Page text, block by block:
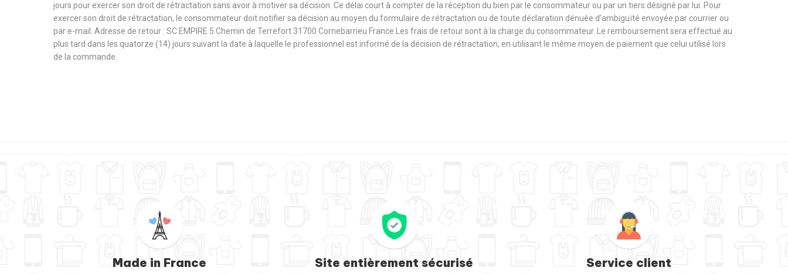
jours pour exercer son droit de rétractation sans avoir à motiver sa décision. Ce délai court à compter de la réception du bien par le consommateur ou par un tiers désigné par lui. Pour
exercer son droit de rétractation, le consommateur doit notifier sa décision au moyen du formulaire de rétractation ou de toute déclaration dénuée d’ambiguïté envoyée par courrier ou
par e-mail. Adresse de retour : SC EMPIRE 5 Chemin de Terrefort 31700 Cornebarrieu France Les frais de retour sont à la charge du consommateur. Le remboursement sera effectué au
plus tard dans les quatorze (14) jours suivant la date à laquelle le professionnel est informé de la décision de rétractation, en utilisant le même moyen de paiement que celui utilisé lors
de la commande.
Made in France Site entièrement sécurisé Service client